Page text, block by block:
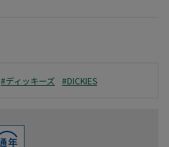
#ディッキーズ #DICKIES